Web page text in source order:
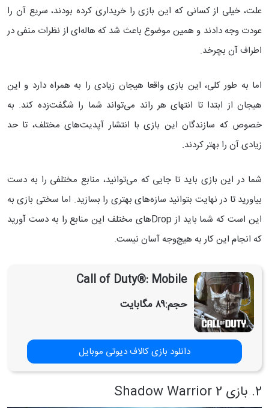
علت، خیلی از کسانی که این بازی را خریداری کرده بودند، سریع آن را
عودت وجه دادند و همین موضوع باعث شد که هاله‌ای از نظرات منفی در
اطراف آن بچرخد.
اما به طور کلی، این بازی واقعا هیجان زیادی را به همراه دارد و این
هیجان از ابتدا تا انتهای هر راند می‌تواند شما را شگفت‌زده کند. به
خصوص که سازندگان این بازی با انتشار آپدیت‌های مختلف، تا حد
زیادی آن را بهتر کردند.
شما در این بازی باید تا جایی که می‌توانید، منابع مختلفی را به دست
بیاورید تا در نهایت بتوانید سازه‌های بهتری را بسازید. اما سختی بازی به
این است که شما باید از Dropهای مختلف این منابع را به دست آورید
که انجام این کار به هیچ‌وجه آسان نیست.
Call of Duty®: Mobile
حجم:۸۹ مگابایت
دانلود بازی کالاف دیوتی موبایل
2. بازی Shadow Warrior 2